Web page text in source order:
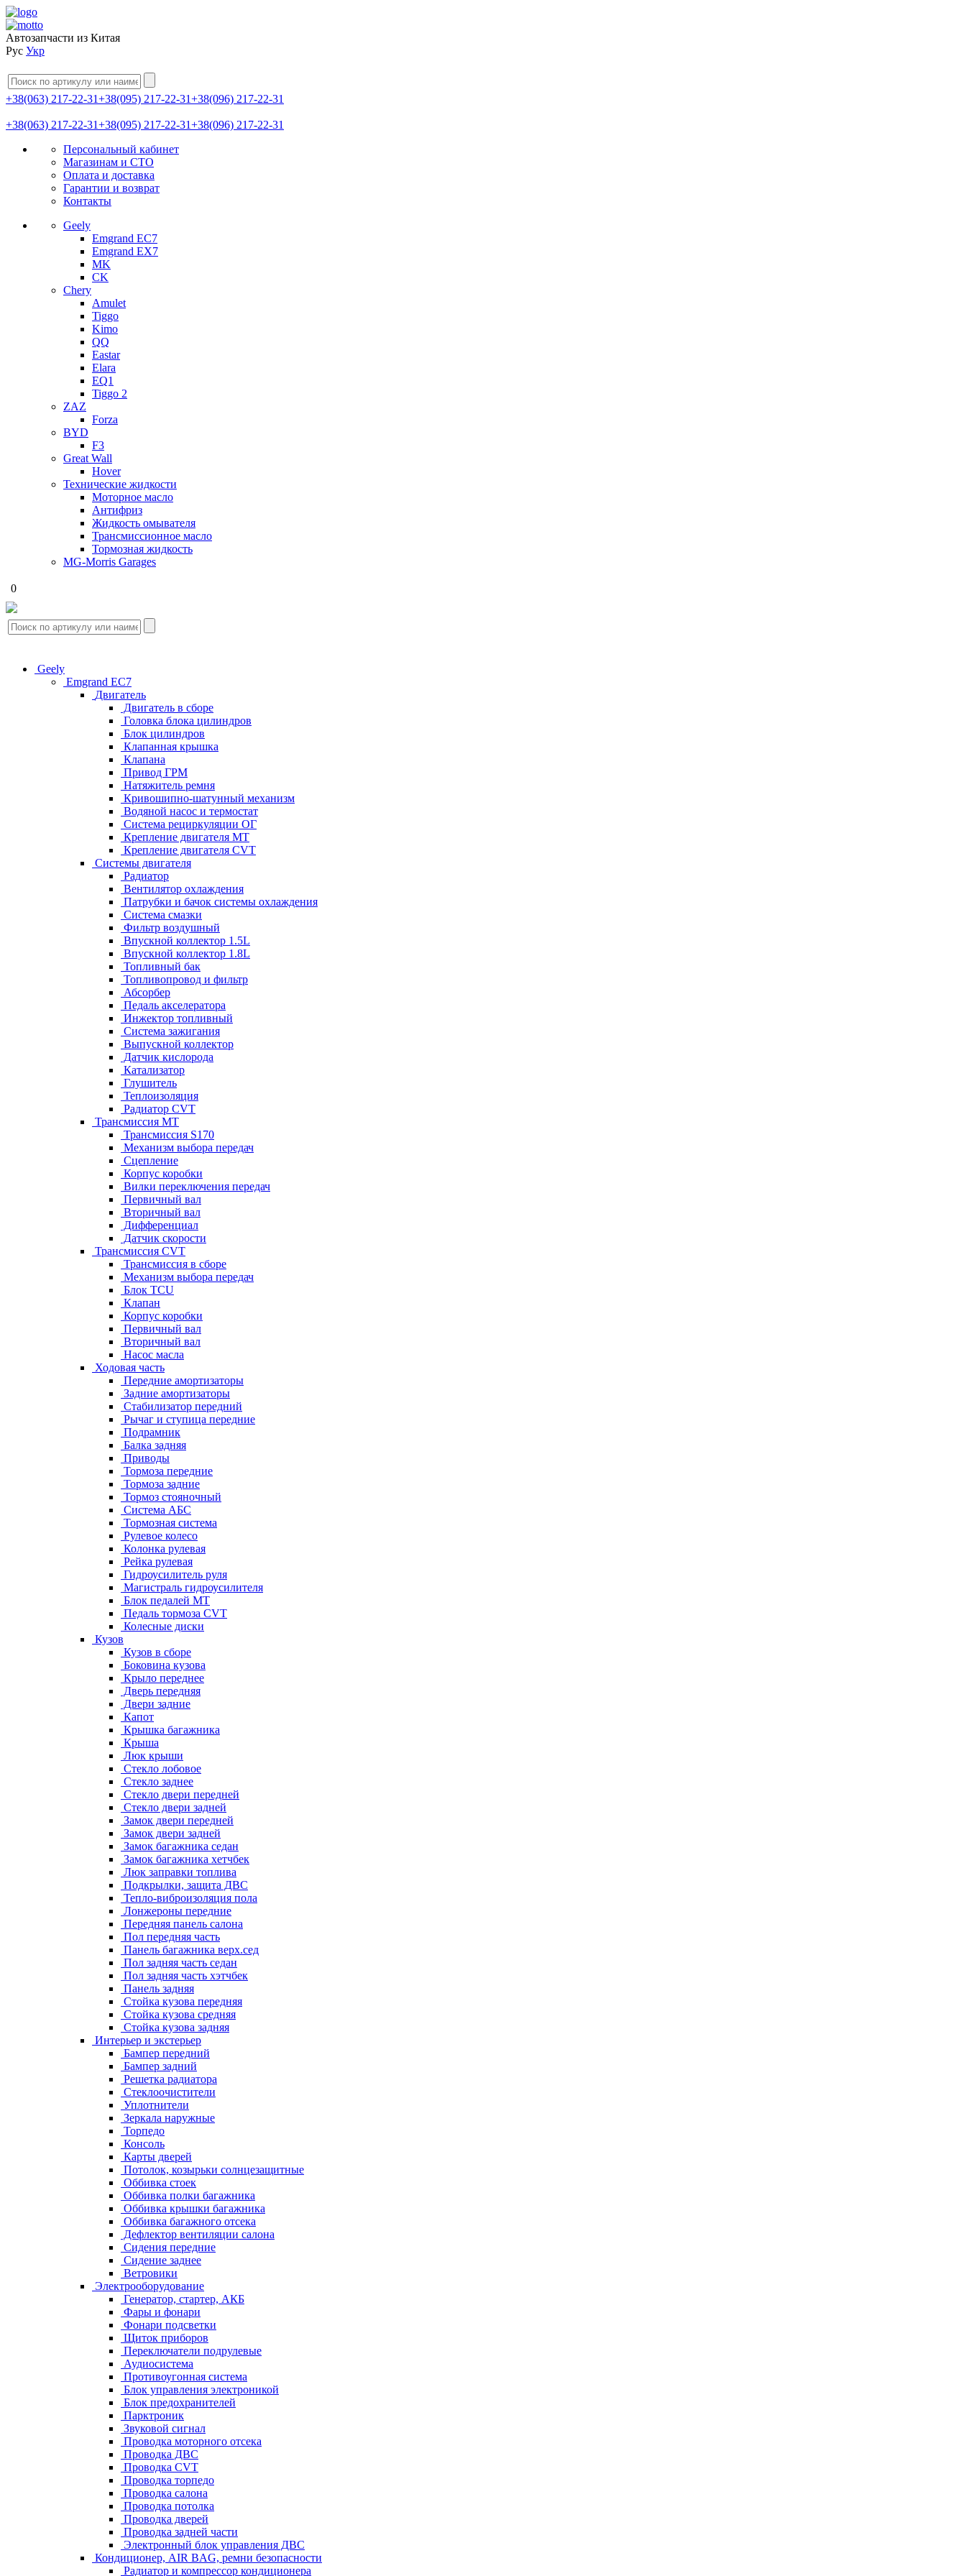
Автозапчасти из Китая
Рус Укр
+38(063) 217-22-31+38(095) 217-22-31+38(096) 217-22-31
+38(063) 217-22-31+38(095) 217-22-31+38(096) 217-22-31
Персональный кабинет
Магазинам и СТО
Оплата и доставка
Гарантии и возврат
Контакты
Geely
Emgrand EC7
Emgrand EX7
MK
CK
Chery
Amulet
Tiggo
Kimo
QQ
Eastar
Elara
EQ1
Tiggo 2
ZAZ
Forza
BYD
F3
Great Wall
Hover
Технические жидкости
Моторное масло
Антифриз
Жидкость омывателя
Трансмиссионное масло
Тормозная жидкость
MG-Morris Garages
0
Geely
Emgrand EC7
Двигатель
Двигатель в сборе
Головка блока цилиндров
Блок цилиндров
Клапанная крышка
Клапана
Привод ГРМ
Натяжитель ремня
Кривошипно-шатунный механизм
Водяной насос и термостат
Система рециркуляции ОГ
Крепление двигателя MT
Крепление двигателя CVT
Системы двигателя
Радиатор
Вентилятор охлаждения
Патрубки и бачок системы охлаждения
Система смазки
Фильтр воздушный
Впускной коллектор 1.5L
Впускной коллектор 1.8L
Топливный бак
Топливопровод и фильтр
Абсорбер
Педаль акселератора
Инжектор топливный
Система зажигания
Выпускной коллектор
Датчик кислорода
Катализатор
Глушитель
Теплоизоляция
Радиатор CVT
Трансмиссия MT
Трансмиссия S170
Механизм выбора передач
Сцепление
Корпус коробки
Вилки переключения передач
Первичный вал
Вторичный вал
Дифференциал
Датчик скорости
Трансмиссия CVT
Трансмиссия в сборе
Механизм выбора передач
Блок TCU
Клапан
Корпус коробки
Первичный вал
Вторичный вал
Насос масла
Ходовая часть
Передние амортизаторы
Задние амортизаторы
Стабилизатор передний
Рычаг и ступица передние
Подрамник
Балка задняя
Приводы
Тормоза передние
Тормоза задние
Тормоз стояночный
Система АБС
Тормозная система
Рулевое колесо
Колонка рулевая
Рейка рулевая
Гидроусилитель руля
Магистраль гидроусилителя
Блок педалей МТ
Педаль тормоза CVT
Колесные диски
Кузов
Кузов в сборе
Боковина кузова
Крыло переднее
Дверь передняя
Двери задние
Капот
Крышка багажника
Крыша
Люк крыши
Стекло лобовое
Стекло заднее
Стекло двери передней
Стекло двери задней
Замок двери передней
Замок двери задней
Замок багажника седан
Замок багажника хетчбек
Люк заправки топлива
Подкрылки, защита ДВС
Тепло-виброизоляция пола
Лонжероны передние
Передняя панель салона
Пол передняя часть
Панель багажника верх.сед
Пол задняя часть седан
Пол задняя часть хэтчбек
Панель задняя
Стойка кузова передняя
Стойка кузова средняя
Стойка кузова задняя
Интерьер и экстерьер
Бампер передний
Бампер задний
Решетка радиатора
Стеклоочистители
Уплотнители
Зеркала наружные
Торпедо
Консоль
Карты дверей
Потолок, козырьки солнцезащитные
Оббивка стоек
Оббивка полки багажника
Оббивка крышки багажника
Оббивка багажного отсека
Дефлектор вентиляции салона
Сидения передние
Сидение заднее
Ветровики
Электрооборудование
Генератор, стартер, АКБ
Фары и фонари
Фонари подсветки
Щиток приборов
Переключатели подрулевые
Аудиосистема
Противоугонная система
Блок управления электроникой
Блок предохранителей
Парктроник
Звуковой сигнал
Проводка моторного отсека
Проводка ДВС
Проводка CVT
Проводка торпедо
Проводка салона
Проводка потолка
Проводка дверей
Проводка задней части
Электронный блок управления ДВС
Кондиционер, AIR BAG, ремни безопасности
Радиатор и компрессор кондиционера